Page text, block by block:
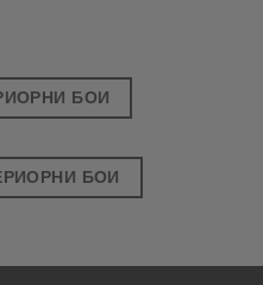
БОИ
БОИ